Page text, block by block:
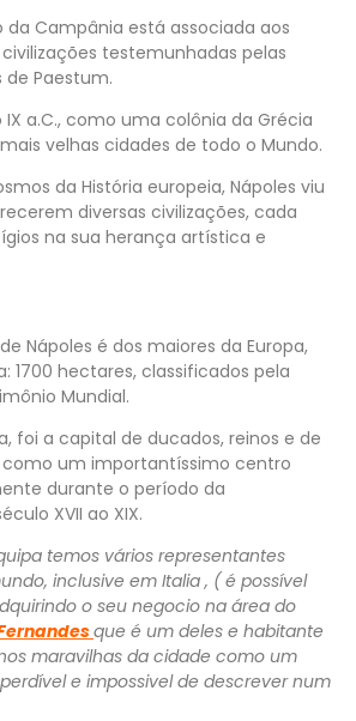
da Campânia está associada aos
civilizações testemunhadas pelas
Paestum.
a.C., como uma colônia da Grécia
velhas cidades de todo o Mundo.
da História europeia, Nápoles viu
diversas civilizações, cada
na sua herança artística e
Nápoles é dos maiores da Europa,
1700 hectares, classificados pela
Mundial.
foi a capital de ducados, reinos e de
um importantíssimo centro
durante o período da
XVII ao XIX.
temos vários representantes
inclusive em Italia , ( é possível
o seu negocio na área do
que é um deles e habitante
maravilhas da cidade como um
e impossivel de descrever num